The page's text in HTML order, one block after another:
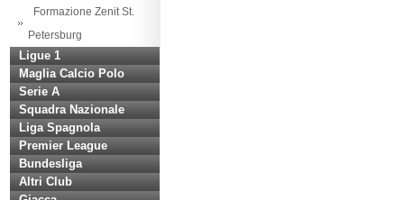
Formazione Zenit St.
Petersburg
Ligue 1
Maglia Calcio Polo
Serie A
Squadra Nazionale
Liga Spagnola
Premier League
Bundesliga
Altri Club